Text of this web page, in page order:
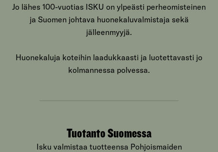
Jo lähes 100-vuotias ISKU on ylpeästi perheomisteinen
ja Suomen johtava huonekaluvalmistaja sekä
jälleenmyyjä.
Huonekaluja koteihin laadukkaasti ja luotettavasti jo
kolmannessa polvessa.
Tuotanto Suomessa
Isku valmistaa tuotteensa Pohjoismaiden